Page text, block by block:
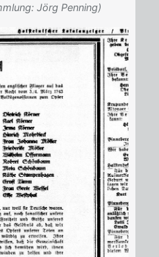
Jörg Penning)